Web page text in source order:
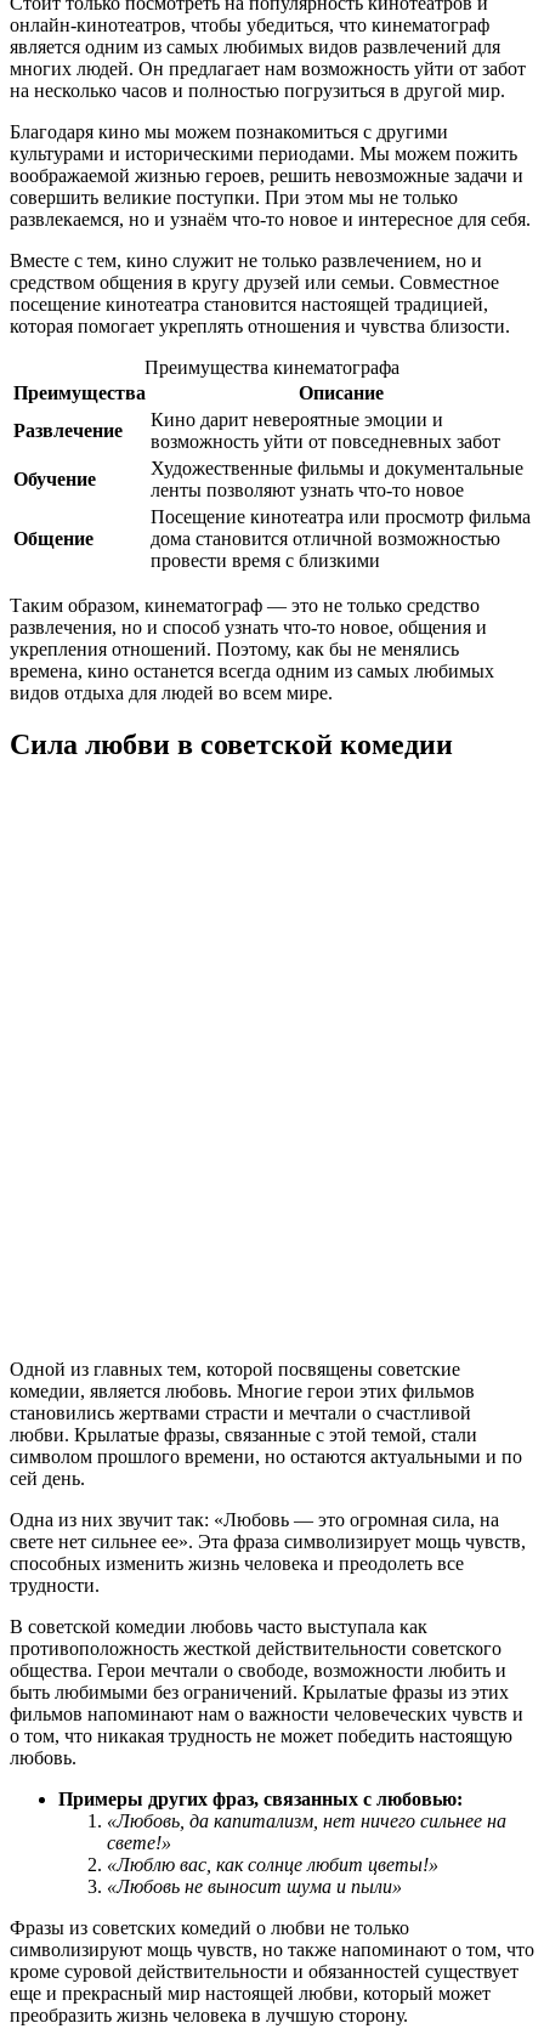
онлайн-кинотеатров, чтобы убедиться, что кинематограф
является одним из самых любимых видов развлечений для
многих людей. Он предлагает нам возможность уйти от забот
на несколько часов и полностью погрузиться в другой мир.
Благодаря кино мы можем познакомиться с другими
культурами и историческими периодами. Мы можем пожить
воображаемой жизнью героев, решить невозможные задачи и
совершить великие поступки. При этом мы не только
развлекаемся, но и узнаём что-то новое и интересное для себя.
Вместе с тем, кино служит не только развлечением, но и
средством общения в кругу друзей или семьи. Совместное
посещение кинотеатра становится настоящей традицией,
которая помогает укреплять отношения и чувства близости.
Преимущества кинематографа
Преимущества
Описание
Развлечение
Кино дарит невероятные эмоции и
возможность уйти от повседневных забот
Обучение
Художественные фильмы и документальные
ленты позволяют узнать что-то новое
Общение
Посещение кинотеатра или просмотр фильма
дома становится отличной возможностью
провести время с близкими
Таким образом, кинематограф — это не только средство
развлечения, но и способ узнать что-то новое, общения и
укрепления отношений. Поэтому, как бы не менялись
времена, кино останется всегда одним из самых любимых
видов отдыха для людей во всем мире.
Сила любви в советской комедии
Одной из главных тем, которой посвящены советские
комедии, является любовь. Многие герои этих фильмов
становились жертвами страсти и мечтали о счастливой
любви. Крылатые фразы, связанные с этой темой, стали
символом прошлого времени, но остаются актуальными и по
сей день.
Одна из них звучит так: «Любовь — это огромная сила, на
свете нет сильнее ее». Эта фраза символизирует мощь чувств,
способных изменить жизнь человека и преодолеть все
трудности.
В советской комедии любовь часто выступала как
противоположность жесткой действительности советского
общества. Герои мечтали о свободе, возможности любить и
быть любимыми без ограничений. Крылатые фразы из этих
фильмов напоминают нам о важности человеческих чувств и
о том, что никакая трудность не может победить настоящую
любовь.
Примеры других фраз, связанных с любовью:
«Любовь, да капитализм, нет ничего сильнее на
свете!»
«Люблю вас, как солнце любит цветы!»
«Любовь не выносит шума и пыли»
Фразы из советских комедий о любви не только
символизируют мощь чувств, но также напоминают о том, что
кроме суровой действительности и обязанностей существует
еще и прекрасный мир настоящей любви, который может
преобразить жизнь человека в лучшую сторону.